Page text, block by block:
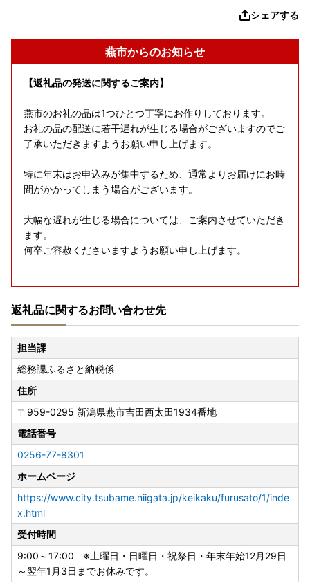
シェアする
燕市からのお知らせ
【返礼品の発送に関するご案内】
燕市のお礼の品は1つひとつ丁寧にお作りしております。
お礼の品の配送に若干遅れが生じる場合がございますのでご
了承いただきますようお願い申し上げます。
特に年末はお申込みが集中するため、通常よりお届けにお時
間がかかってしまう場合がございます。
大幅な遅れが生じる場合については、ご案内させていただき
ます。
何卒ご容赦くださいますようお願い申し上げます。
燕市へ応援いただき誠にありがとうございます✨✨😆✨✨
皆さまからのお声をいただき、燕市ではふるなびに掲載して
おります返礼品を随時追加しております✨✨✨
キッチン用品やテーブルウェア等、燕市の技術を用いた返礼
品をご用意しております。
皆さまの生活を豊かにする魅力的なラインナップとなってお
りますので、ぜひご覧ください！😄✨
【2023年9月16日放送の情報番組「サタデープラス」の人
気コーナー『ひたすら試してランキング』で「全自動コーヒ
ーメーカー（3杯用）」が総合第1位に選ばれました！】
全自動コーヒーメーカー 3カップ
返礼品に関するお問い合わせ先
担当課
総務課ふるさと納税係
住所
〒959-0295 新潟県燕市吉田西太田1934番地
電話番号
0256-77-8301
ホームページ
https://www.city.tsubame.niigata.jp/keikaku/furusato/1/inde
x.html
受付時間
9:00～17:00 ※土曜日・日曜日・祝祭日・年末年始12月29日
～翌年1月3日までお休みです。